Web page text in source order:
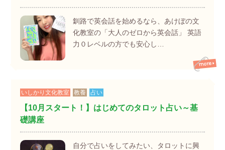
釧路で英会話を始めるなら、あけぼの文
化教室の「大人のゼロから英会話」 英語
力０レベルの方でも安心し…
いしかり文化教室 教養 占い
【10月スタート！】はじめてのタロット占い～基
礎講座
自分で占いをしてみたい、タロットに興